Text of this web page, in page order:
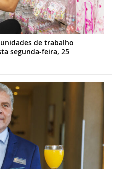
de trabalho
segunda-feira, 25